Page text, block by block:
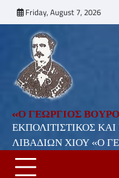
to
content
Friday, August 7, 2026
«Ο ΓΕΩΡΓΙΟΣ
ΕΚΠΟΛΙΤΙΣΤΙΚΟΣ
ΛΙΒΑΔΙΩΝ ΧΙΟΥ «Ο